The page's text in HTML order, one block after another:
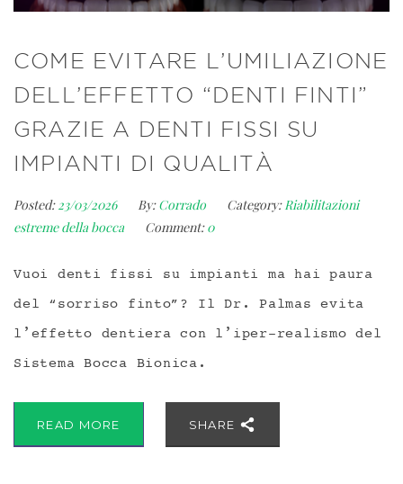
COME EVITARE L’UMILIAZIONE
DELL’EFFETTO “DENTI FINTI”
GRAZIE A DENTI FISSI SU
IMPIANTI DI QUALITÀ
Posted: 23/03/2026 By: Corrado Category:Riabilitazioni
estreme della bocca
Comment:0
Vuoi denti fissi su impianti ma hai paura
del “sorriso finto”? Il Dr. Palmas evita
l’effetto dentiera con l’iper-realismo del
Sistema Bocca Bionica.
READ MORE SHARE